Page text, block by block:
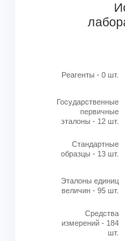
Bar chart with 6
View as data
The chart has 1
The chart has
Реагенты - 0 шт.
Государственные
первичные
эталоны - 12 шт.
Стандартные
образцы - 13 шт.
Эталоны единиц
величин - 95 шт.
Cредства
измерений - 184
шт.